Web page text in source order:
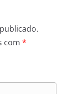
com *